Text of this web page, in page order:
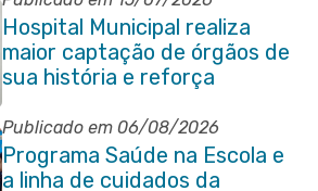
Hospital Municipal realiza
maior captação de órgãos de
sua história e reforça
compromisso com a vida
Publicado em 06/08/2026
Programa Saúde na Escola e
a linha de cuidados da